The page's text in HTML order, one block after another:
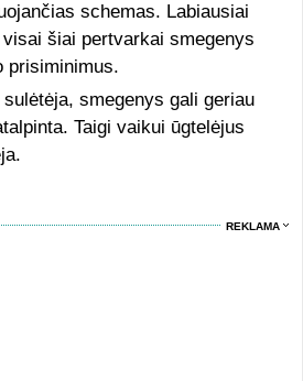
schemas. Labiausiai
šiai pertvarkai smegenys
prisiminimus.
smegenys gali geriau
Taigi vaikui ūgtelėjus
REKLAMA